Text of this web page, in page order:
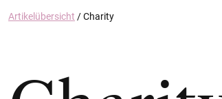
Artikelübersicht /Charity